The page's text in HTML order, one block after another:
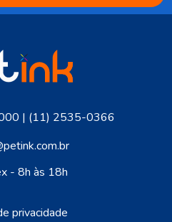
| (11) 2535-0366
- 8h às 18h
privacidade